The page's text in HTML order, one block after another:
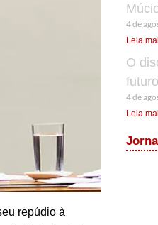
repúdio à
4 de
Leia
O
futuro
4 de
Leia